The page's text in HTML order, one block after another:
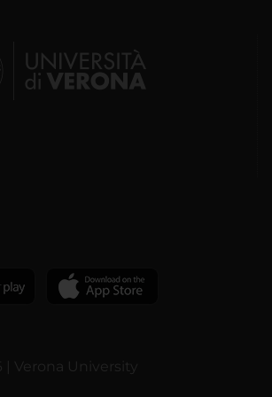
| Verona University